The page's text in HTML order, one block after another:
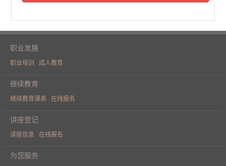
6527人次观看
民法典普法培训（三）
6453人次观看
《人工智能重构财务价值》学术论坛
职业发展
职业培训 成人教育
继续教育
继续教育课表 在线报名
讲座登记
讲座信息 在线报名
为您服务